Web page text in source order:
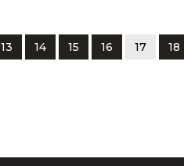
13 14 15 16 17 18